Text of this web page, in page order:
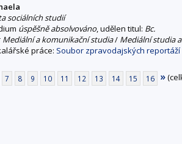
sociálních studií
úspěšně absolvováno, udělen titul: Bc.
Mediální a komunikační studia/ Mediální studia
práce: Soubor zpravodajských
7 8 9 10 11 12 13 14 15 16 »